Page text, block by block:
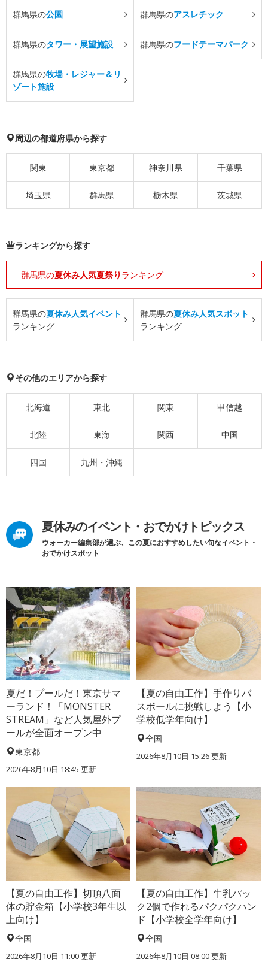
群馬県の公園 群馬県のアスレチック
群馬県のタワー・展望施設 群馬県のフードテーマパーク
群馬県の牧場・レジャー＆リ
ゾート施設
周辺の都道府県から探す
関東 東京都 神奈川県 千葉県
埼玉県 群馬県 栃木県 茨城県
ランキングから探す
群馬県の夏休み人気夏祭り ランキング
群馬県の夏休み人気イベント
ランキング
群馬県の夏休み人気スポット
ランキング
その他のエリアから探す
北海道 東北 関東 甲信越
北陸 東海 関西 中国
四国 九州・沖縄
夏休みのイベント・おでかけトピックス
ウォーカー編集部が選ぶ、この夏におすすめしたい旬なイベント・
おでかけスポット
夏だ！プールだ！東京サマ
ーランド！「MONSTER
STREAM」など人気屋外プ
ールが全面オープン中
東京都
2026年8月10日 18:45 更新
【夏の自由工作】手作りバ
スボールに挑戦しよう【小
学校低学年向け】
全国
2026年8月10日 15:26更新
【夏の自由工作】切頂八面
体の貯金箱【小学校3年生以
上向け】
全国
2026年8月10日 11:00更新
【夏の自由工作】牛乳パッ
ク2個で作れるパクパクハン
ド【小学校全学年向け】
全国
2026年8月10日 08:00更新